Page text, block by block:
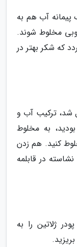
آب هم به
مخلوط شوند.
که شکر بهتر در
شد، ترکیب آب و
به مخلوط
کنید. هم زدن
در قابلمه
ژلاتین را به